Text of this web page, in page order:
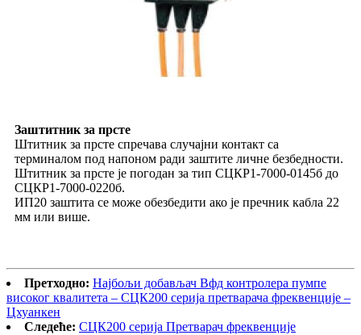
Заштитник за прсте
Штитник за прсте спречава случајни контакт са
терминалом под напоном ради заштите личне безбедности.
Штитник за прсте је погодан за тип СЦКР1-7000-0145б до
СЦКР1-7000-0220б.
ИП20 заштита се може обезбедити ако је пречник кабла 22
мм или више.
Претходно: Најбољи добављач Вфд контролера пумпе
високог квалитета – СЦК200 серија претварача фреквенције –
Цхуанкен
Следеће: СЦК200 серија Претварач фреквенције